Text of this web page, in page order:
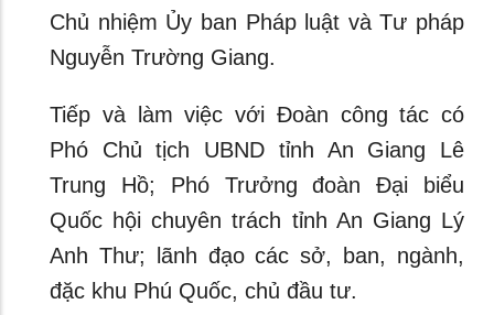
Chủ nhiệm Ủy ban Pháp luật và Tư pháp
Nguyễn Trường Giang.
Tiếp và làm việc với Đoàn công tác có
Phó Chủ tịch UBND tỉnh An Giang Lê
Trung Hồ; Phó Trưởng đoàn Đại biểu
Quốc hội chuyên trách tỉnh An Giang Lý
Anh Thư; lãnh đạo các sở, ban, ngành,
đặc khu Phú Quốc, chủ đầu tư.